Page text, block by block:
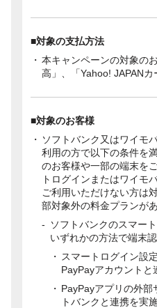
■対象の支払方法
本キャンペーンの対象の
高」、「Yahoo! JAPANカ
■対象のお客様
ソフトバンク又はワイモ
利用の方で以下の条件を
のお客様や一部の端末を
トログインまたはワイモ
ご利用いただけない方は
部対象外の料金プランがあ
ソフトバンクのスマー
いずれかの方法で端末
スマートログイン設
PayPayアカウントと
PayPayアプリの外部
トバンクと連携を実